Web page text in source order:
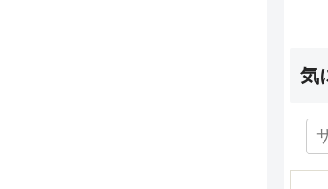
気